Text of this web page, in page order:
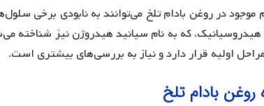
در روغن بادام تلخ می‌توانند به نابودی برخی
که به نام سیانید هیدروژن نیز شناخته
اولیه قرار دارد و نیاز به بررسی‌های بیشتری است.
بادام تلخ